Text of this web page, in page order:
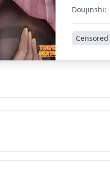
Doujinshi:
Censored